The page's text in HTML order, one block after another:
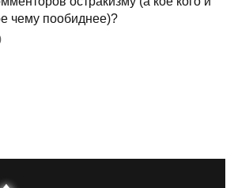
чему пообиднее)?